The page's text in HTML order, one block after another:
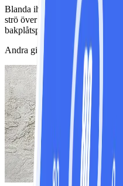
Blanda ihop sesamfrön,
strö över kycklingen. Lägg
bakplåtspapper och sätt in i
Andra gillade också